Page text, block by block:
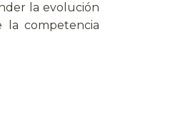
la evolución
la competencia